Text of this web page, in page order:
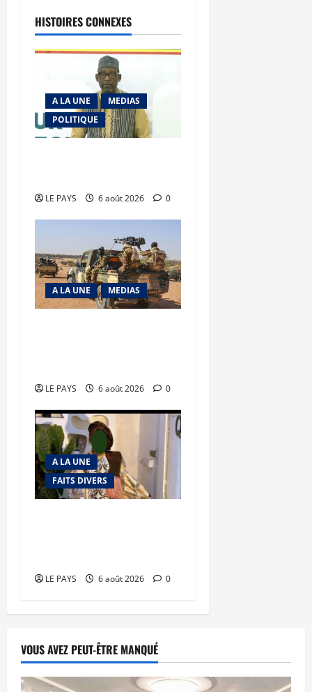
HISTOIRES CONNEXES
A LA UNE
MEDIAS
POLITIQUE
LE PAYS 6 août 2026 0
A LA UNE MEDIAS
LE PAYS 6 août 2026 0
A LA UNE
FAITS DIVERS
LE PAYS 6 août 2026 0
VOUS AVEZ PEUT-ÊTRE MANQUÉ